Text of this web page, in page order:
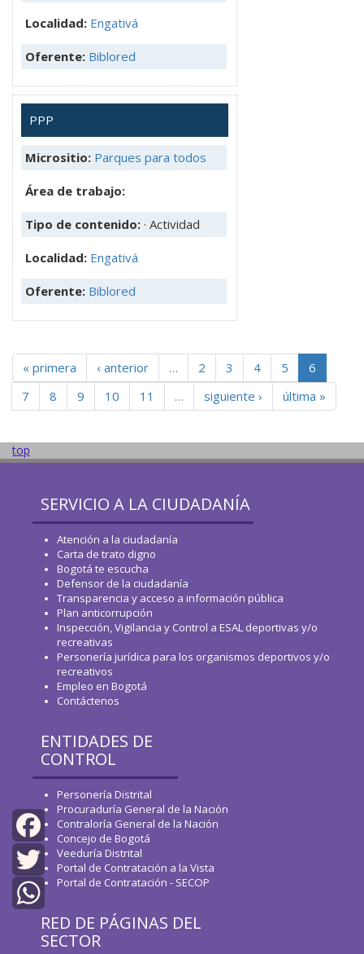
Localidad: Engativá
Oferente: Biblored
PPP
Micrositio: Parques para todos
Área de trabajo:
Tipo de contenido: · Actividad
Localidad: Engativá
Oferente: Biblored
« primera ‹ anterior … 2 3 4 5
6
7
8 9 10 11 … siguiente › última »
Facebook
Twitter
WhatsApp
top
SERVICIO A LA CIUDADANÍA
Atención a la ciudadanía
Carta de trato digno
Bogotá te escucha
Defensor de la ciudadanía
Transparencia y acceso a información pública
Plan anticorrupción
Inspección, Vigilancia y Control a ESAL deportivas y/o
recreativas
Personería jurídica para los organismos deportivos y/o
recreativos
Empleo en Bogotá
Contáctenos
ENTIDADES DE
CONTROL
Personería Distrital
Procuraduría General de la Nación
Contraloría General de la Nación
Concejo de Bogotá
Veeduría Distrital
Portal de Contratación a la Vista
Portal de Contratación - SECOP
RED DE PÁGINAS DEL
SECTOR